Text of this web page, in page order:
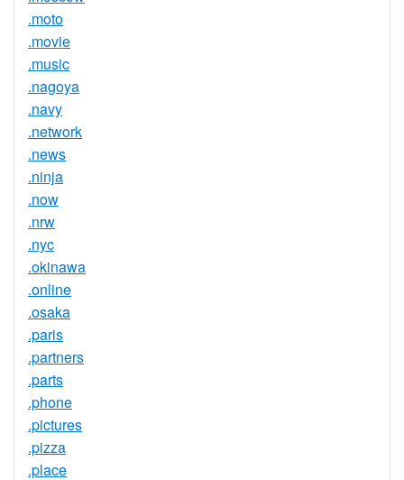
.moto
.movie
.music
.nagoya
.navy
.network
.news
.ninja
.now
.nrw
.nyc
.okinawa
.online
.osaka
.paris
.partners
.parts
.phone
.pictures
.pizza
.place